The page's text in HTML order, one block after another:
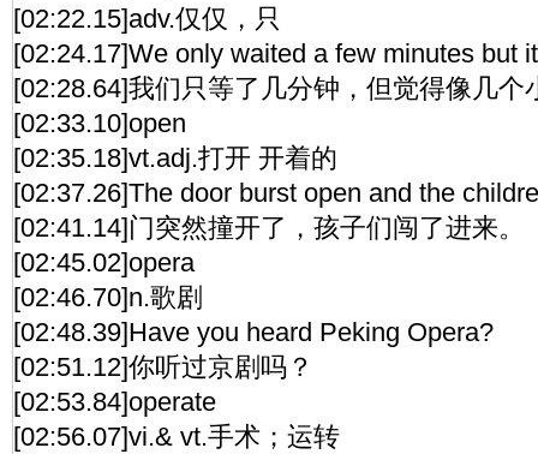
[02:22.15]adv.仅仅，只
[02:24.17]We only waited a few minutes but
[02:28.64]我们只等了几分钟，但觉得像几个
[02:33.10]open
[02:35.18]vt.adj.打开 开着的
[02:37.26]The door burst open and the
[02:41.14]门突然撞开了，孩子们闯了进来。
[02:45.02]opera
[02:46.70]n.歌剧
[02:48.39]Have you heard Peking Opera?
[02:51.12]你听过京剧吗？
[02:53.84]operate
[02:56.07]vi.& vt.手术；运转